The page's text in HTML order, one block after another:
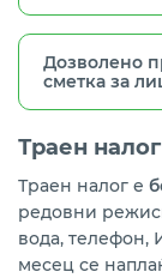
Дозволено
сметка за
Траен налог
Траен налог е
редовни
вода, телефон,
месец се